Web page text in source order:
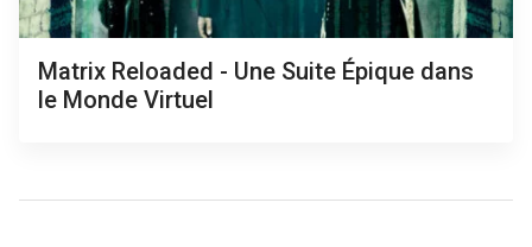
Matrix Reloaded - Une Suite Épique dans
le Monde Virtuel